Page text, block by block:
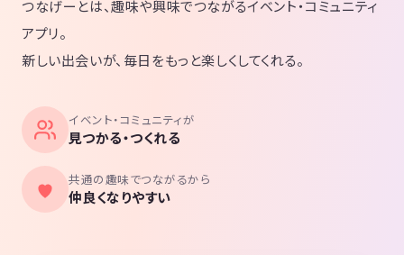
つなげーとは、趣味や興味でつながるイベント・コミュニティ
アプリ。
新しい出会いが、毎日をもっと楽しくしてくれる。
イベント・コミュニティが
見つかる・つくれる
共通の趣味でつながるから
仲良くなりやすい